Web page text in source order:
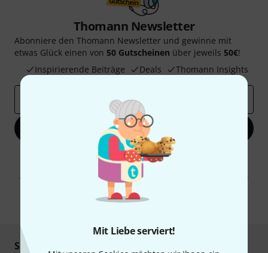
Mit Liebe serviert!
Thomann Newsletter
Abonniere den Thomann Newsletter und gewinne mit
etwas Glück einen von 50 Gutscheinen über jeweils 50€!
Inspirierende Beiträge
Deals Thomann Insights
Jetzt anmelden
Mit Klick auf „Jetzt anmelden“ stimmen Sie dem Erhalt von E-Mail-
Werbung und einer Messung des E-Mail-Nutzungsverhaltens zu. Die
Abmeldung ist jederzeit möglich. Weitere Informationen finden Sie in
unserenDatenschutzhinweisen
* Pflichtfeld
Sicher einkaufen & bezahlen